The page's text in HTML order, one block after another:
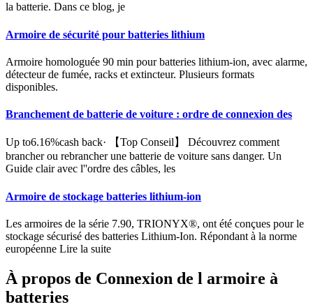
la batterie. Dans ce blog, je
Armoire de sécurité pour batteries lithium
Armoire homologuée 90 min pour batteries lithium-ion, avec alarme,
détecteur de fumée, racks et extincteur. Plusieurs formats
disponibles.
Branchement de batterie de voiture : ordre de connexion des
Up to6.16%cash back· 【Top Conseil】 Découvrez comment
brancher ou rebrancher une batterie de voiture sans danger. Un
Guide clair avec l''ordre des câbles, les
Armoire de stockage batteries lithium-ion
Les armoires de la série 7.90, TRIONYX®, ont été conçues pour le
stockage sécurisé des batteries Lithium-Ion. Répondant à la norme
européenne Lire la suite
À propos de Connexion de l armoire à
batteries